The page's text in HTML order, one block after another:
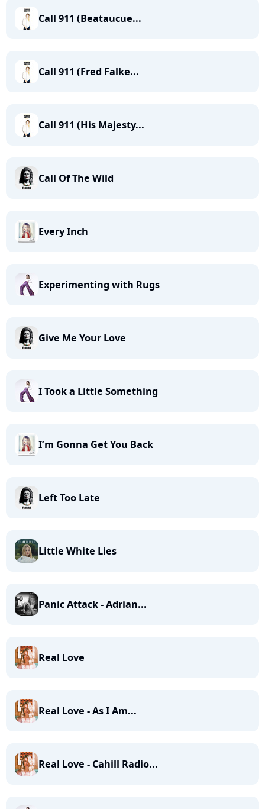
Call 911 (Beataucue...
Call 911 (Fred Falke...
Call 911 (His Majesty...
Call Of The Wild
Every Inch
Experimenting with Rugs
Give Me Your Love
I Took a Little Something
I’m Gonna Get You Back
Left Too Late
Little White Lies
Panic Attack - Adrian...
Real Love
Real Love - As I Am...
Real Love - Cahill Radio...